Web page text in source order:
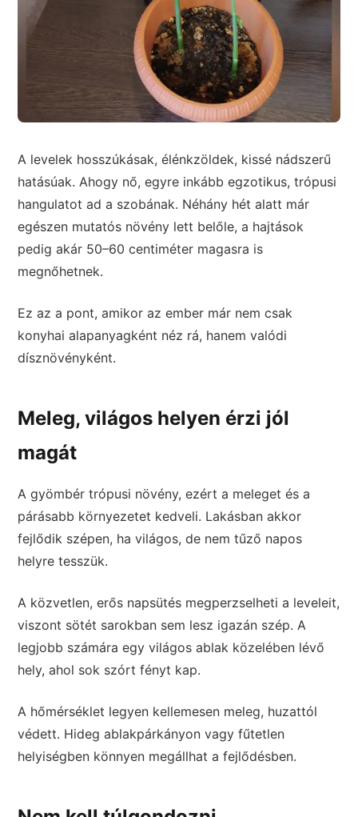
A levelek hosszúkásak, élénkzöldek, kissé nádszerű
hatásúak. Ahogy nő, egyre inkább egzotikus, trópusi
hangulatot ad a szobának. Néhány hét alatt már
egészen mutatós növény lett belőle, a hajtások
pedig akár 50–60 centiméter magasra is
megnőhetnek.
Ez az a pont, amikor az ember már nem csak
konyhai alapanyagként néz rá, hanem valódi
dísznövényként.
Meleg, világos helyen érzi jól
magát
A gyömbér trópusi növény, ezért a meleget és a
párásabb környezetet kedveli. Lakásban akkor
fejlődik szépen, ha világos, de nem tűző napos
helyre tesszük.
A közvetlen, erős napsütés megperzselheti a leveleit,
viszont sötét sarokban sem lesz igazán szép. A
legjobb számára egy világos ablak közelében lévő
hely, ahol sok szórt fényt kap.
A hőmérséklet legyen kellemesen meleg, huzattól
védett. Hideg ablakpárkányon vagy fűtetlen
helyiségben könnyen megállhat a fejlődésben.